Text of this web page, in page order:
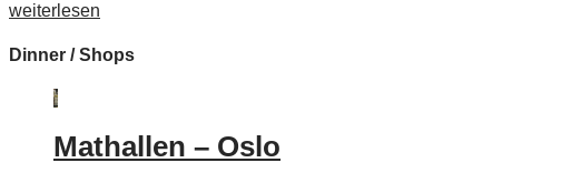
weiterlesen
Dinner / Shops
Mathallen – Oslo